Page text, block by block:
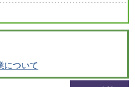
について